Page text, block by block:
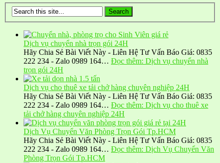
Dịch vụ chuyển nhà trọn gói 24H
Hãy Chia Sẻ Bài Viết Này - Liên Hệ Tư Vấn Báo Giá: 0835
222 234 - Zalo 0989 164… Đọc thêm: Dịch vụ chuyển nhà
trọn gói 24H
Dịch vụ cho thuê xe tải chở hàng chuyên nghiệp 24H
Hãy Chia Sẻ Bài Viết Này - Liên Hệ Tư Vấn Báo Giá: 0835
222 234 - Zalo 0989 164… Đọc thêm: Dịch vụ cho thuê xe
tải chở hàng chuyên nghiệp 24H
Dịch Vụ Chuyển Văn Phòng Trọn Gói Tp.HCM
Hãy Chia Sẻ Bài Viết Này - Liên Hệ Tư Vấn Báo Giá: 0835
222 234 - Zalo 0989 164… Đọc thêm: Dịch Vụ Chuyển Văn
Phòng Trọn Gói Tp.HCM